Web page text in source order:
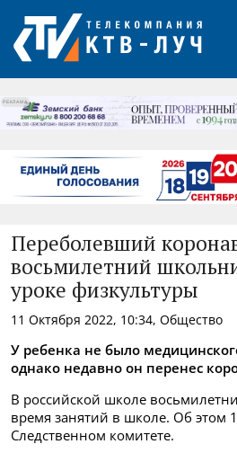
РЕКЛАМА
Переболевший
восьмилетний
уроке физкультуры
11 Октября 2022, 10:34, Общество
У ребенка не было
однако недавно он перенес
В российской школе
время занятий в школе. Об этом
Следственном комитете.